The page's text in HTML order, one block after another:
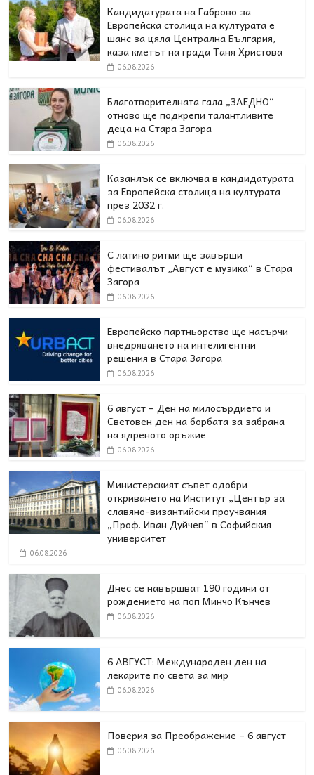
Кандидатурата на Габрово за
Европейска столица на културата е
шанс за цяла Централна България,
каза кметът на града Таня Христова
06.08.2026
Благотворителната гала „ЗАЕДНО“
отново ще подкрепи талантливите
деца на Стара Загора
06.08.2026
Казанлък се включва в кандидатурата
за Европейска столица на културата
през 2032 г.
06.08.2026
С латино ритми ще завърши
фестивалът „Август е музика“ в Стара
Загора
06.08.2026
Европейско партньорство ще насърчи
внедряването на интелигентни
решения в Стара Загора
06.08.2026
6 август – Ден на милосърдието и
Световен ден на борбата за забрана
на ядреното оръжие
06.08.2026
Министерският съвет одобри
откриването на Институт „Център за
славяно-византийски проучвания
„Проф. Иван Дуйчев“ в Софийския
университет
06.08.2026
Днес се навършват 190 години от
рождението на поп Минчо Кънчев
06.08.2026
6 АВГУСТ: Международен ден на
лекарите по света за мир
06.08.2026
Поверия за Преображение – 6 август
06.08.2026